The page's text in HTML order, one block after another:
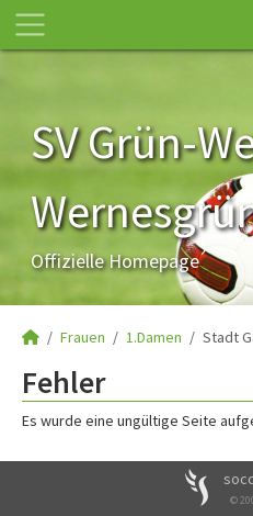
SV Grün-
Offizielle Homepage
Frauen 1.Damen Stadt
Fehler
Es wurde eine ungültige Seite
©